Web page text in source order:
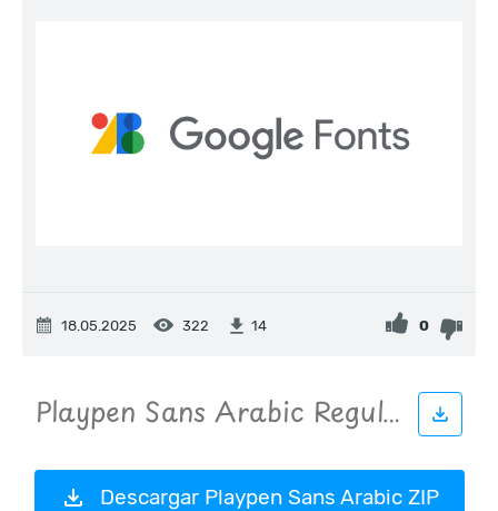
18.05.2025 322 14 0
Descargar Playpen Sans Arabic ZIP